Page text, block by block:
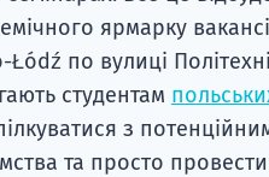
ярмарку
по вулиці
студентам
з
та просто